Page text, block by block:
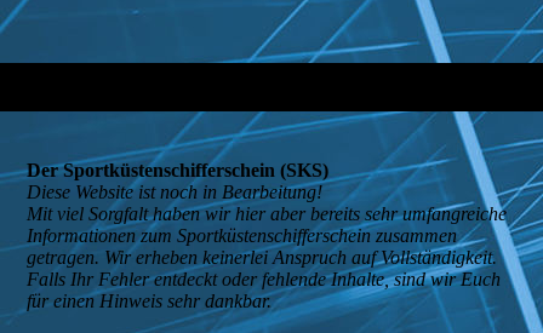
Der Sportküstenschifferschein (SKS)
Diese Website ist noch in Bearbeitung!
Mit viel Sorgfalt haben wir hier aber bereits sehr umfangreiche
Informationen zum Sportküstenschifferschein zusammen
getragen. Wir erheben keinerlei Anspruch auf Vollständigkeit.
Falls Ihr Fehler entdeckt oder fehlende Inhalte, sind wir Euch
für einen Hinweis sehr dankbar.